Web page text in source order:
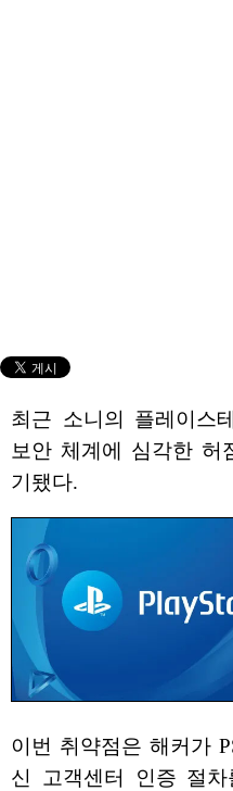
최근 소니의 플레이스
보안 체계에 심각한 허
기됐다.
이번 취약점은 해커가
신 고객센터 인증 절차